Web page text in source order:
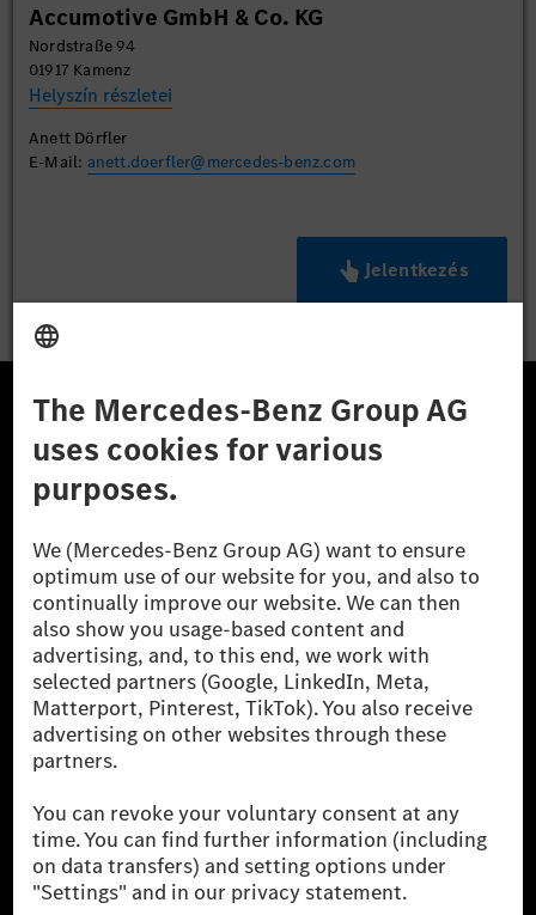
Accumotive GmbH & Co. KG
Nordstraße 94
01917 Kamenz
Helyszín részletei
Anett Dörfler
E-Mail: anett.doerfler@mercedes-benz.com
Jelentkezés
A Mercedes-Benz Csoport
A Mercedes-Benz Group AG (korábbi Daimler AG) a
Mercedes-Benz AG-val együtt a prémium és
luxusautók, valamint kishaszonjárművek vezető
globális szállítói vagyunk. A Mercedes-Benz Mobility
AG finanszírozást, lízinget, autó előfizetést és
autókölcsönzést, flottakezelést, digitális
szolgáltatásokat a töltéshez és fizetéshez,
biztosításközvetítést, valamint innovatív mobilitási
szolgáltatásokat kínál.